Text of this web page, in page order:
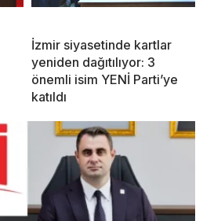
İzmir siyasetinde kartlar
yeniden dağıtılıyor: 3
önemli isim YENİ Parti’ye
katıldı